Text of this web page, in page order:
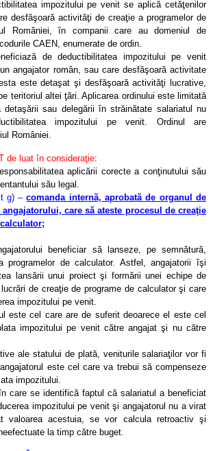
impozitului pe venit se aplică cetăţenilor
desfăşoară activităţi de creaţie a programelor de
României, în companii care au domeniul de
CAEN, enumerate de ordin.
de deductibilitatea impozitului pe venit
angajator român, sau care desfăşoară activitate
este detaşat şi desfăşoară activităţi lucrative,
teritoriul altei ţări. Aplicarea ordinului este limitată
detaşării sau delegării în străinătate salariatul nu
impozitului pe venit. Ordinul are
României.
de luat în consideraţie:
aplicării corecte a conţinutului său
său legal.
g) –comanda internă, aprobată de organul de
care să ateste procesul de creaţie
beneficiar să lanseze, pe semnătură,
programelor de calculator. Astfel, angajatorii îşi
lansării unui proiect şi formării unei echipe de
de creaţie de programe de calculator şi care
impozitului pe venit.
este cel care are de suferit deoarece el este cel
impozitului pe venit către angajat şi nu către
ale statului de plată, veniturile salariaţilor vor fi
este cel care va trebui să compenseze
impozitului.
care se identifică faptul că salariatul a beneficiat
impozitului pe venit şi angajatorul nu a virat
valoarea acestuia, se vor calcula retroactiv şi
la timp către buget.